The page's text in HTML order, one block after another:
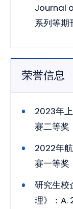
Journal
系列等期
荣誉信息
2023年
赛二等奖
2022年
赛一等奖
研究生校
理》：A.